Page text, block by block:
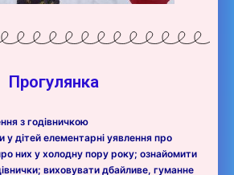
Прогулянка
з годівничкою
дітей елементарні уявлення про
них у холодну пору року; ознайомити
виховувати дбайливе, гуманне